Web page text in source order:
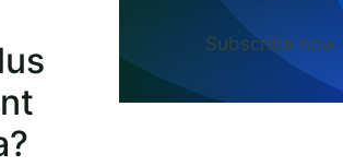
Subscribe now